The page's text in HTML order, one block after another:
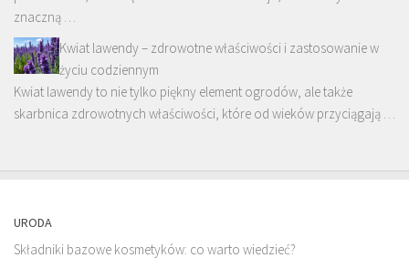
znaczną …
Kwiat lawendy – zdrowotne właściwości i zastosowanie w
życiu codziennym
Kwiat lawendy to nie tylko piękny element ogrodów, ale także
skarbnica zdrowotnych właściwości, które od wieków przyciągają …
URODA
Składniki bazowe kosmetyków: co warto wiedzieć?